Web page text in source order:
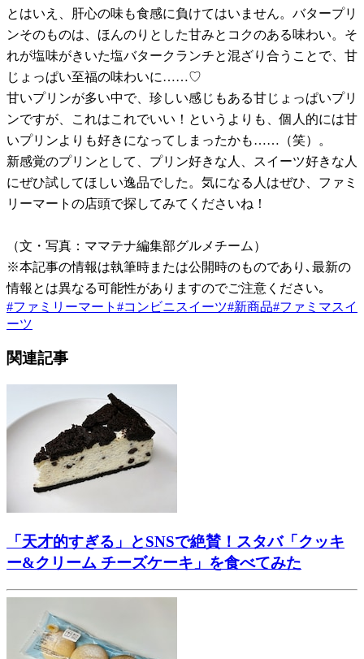
とはいえ、肝心の味も食感に負けてはいません。バタープリ
ンそのものは、ほんのりとした甘みとコクのある味わい。そ
れが塩味がきいた塩バタークランチと混ざり合うことで、甘
じょっぱい至福の味わいに……♡
甘いプリンが多い中で、珍しい感じもある甘じょっぱいプリ
ンですが、これはこれでいい！というよりも、個人的には甘
いプリンよりも好きになってしまったかも……（笑）。
新感覚のプリンとして、プリン好きな人、スイーツ好きな人
にぜひ試してほしい逸品でした。気になる人はぜひ、ファミ
リーマートの店頭で探してみてくださいね！
（文・写真：ママテナ編集部グルメチーム）
※本記事の情報は執筆時または公開時のものであり､最新の
情報とは異なる可能性がありますのでご注意ください｡
#ファミリーマート #コンビニスイーツ#新商品#ファミマスイ
ーツ
関連記事
「天才的すぎる」とSNSで絶賛！スタバ「クッキ
ー&クリーム チーズケーキ」を食べてみた